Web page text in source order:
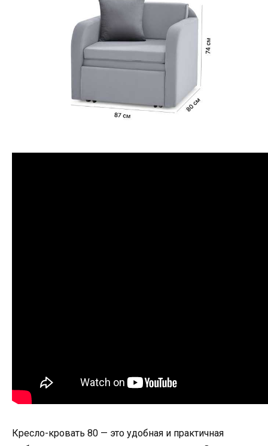
Кресло-кровать 80 — это удобная и практичная